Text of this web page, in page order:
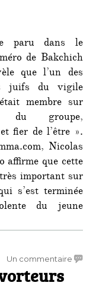
du
:
et
fier
de
paru dans le
de Bakchich
que l’un des
juifs du vigile
membre sur
du groupe,
fier de l’être ».
Nicolas
affirme que cette
important sur
s’est terminée
du jeune
« Un des
Un commentairesur